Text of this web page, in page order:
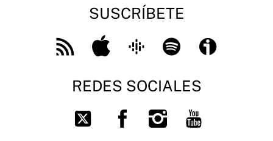
SUSCRÍBETE
Feed
Apple
Google
Spotify Ivoox
REDES SOCIALES
Twitter FacebookInstagram
You